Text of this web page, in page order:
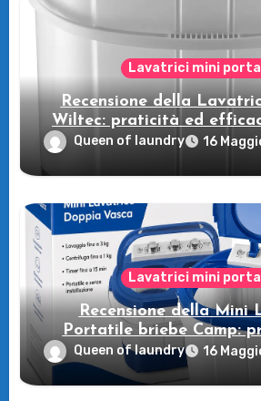
Lavatrici mini
Recensione della
Wiltec: praticità ed
viaggi in
Queen of laundry 16
Lavatrici mini
Recensione della Mini
Portatile briebe Camp:
viaggi e
Queen of laundry 16